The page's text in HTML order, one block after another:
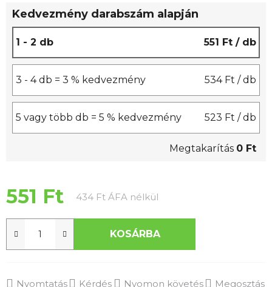
0,0
Kedvezmény darabszám alapján
1 - 2 db 551 Ft / db
3 - 4 db = 3 % kedvezmény 534 Ft / db
5 vagy több db = 5 % kedvezmény 523 Ft / db
Megtakarítás 0 Ft
551 Ft 434 Ft ÁFA nélkül
KOSÁRBA
Nyomtatás Kérdés Nyomon követés Megosztás